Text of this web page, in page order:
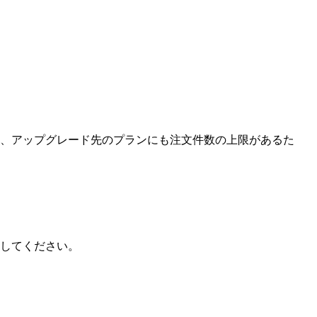
アップグレード先のプランにも注文件数の上限があるた
てください。